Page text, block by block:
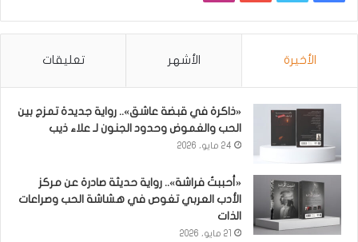
الأخيرة الأشهر تعليقات
«ذاكرة في قبضة عاشق».. رواية جديدة تمزج بين
الحب والغموض وحدود الجنون لـ علاء ذيب
24 مايو، 2026
«أحببتُ فراشة».. رواية حديثة صادرة عن مركز
الأدب العربي تغوص في هشاشة الحب وصراعات
الذات
21 مايو، 2026